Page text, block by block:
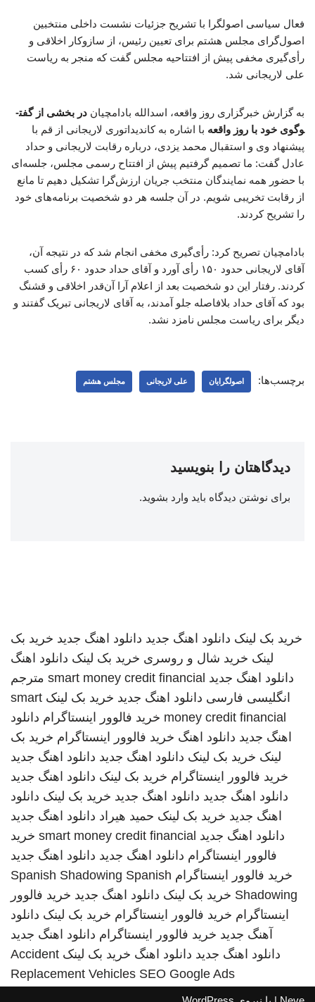
فعال سیاسی اصولگرا با تشریح جزئیات نشست داخلی منتخبین
اصول‌گرای مجلس هشتم برای تعیین رئیس، از سازوکار اخلاقی و
رأی‌گیری مخفی پیش از افتتاحیه مجلس گفت که منجر به ریاست
علی لاریجانی شد.
به گزارش خبرگزاری روز واقعه، اسدالله بادامچیان در بخشی از گفت­
وگوی خود با روز واقعه با اشاره به کاندیداتوری لاریجانی از قم با
پیشنهاد وی و استقبال محمد یزدی، درباره رقابت لاریجانی و حداد
عادل گفت: ما تصمیم گرفتیم پیش از افتتاح رسمی مجلس، جلسه‌ای
با حضور همه نمایندگان منتخب جریان ارزش‌گرا تشکیل دهیم تا مانع
از رقابت تخریبی شویم. در آن جلسه هر دو شخصیت برنامه‌های خود
را تشریح کردند.
بادامچیان تصریح کرد: رأی‌گیری مخفی انجام شد که در نتیجه آن،
آقای لاریجانی حدود ۱۵۰ رأی آورد و آقای حداد حدود ۶۰ رأی کسب
کردند. رفتار این دو شخصیت بعد از اعلام آرا آن‌قدر اخلاقی و قشنگ
بود که آقای حداد بلافاصله جلو آمدند، به آقای لاریجانی تبریک گفتند و
دیگر برای ریاست مجلس نامزد نشد.
برچسب‌ها: اصولگرایان علی لاریجانی مجلس هشتم
دیدگاهتان را بنویسید
برای نوشتن دیدگاه باید وارد بشوید.
خرید بک لینک دانلود اهنگ جدید دانلود اهنگ جدید خرید بک
لینک خرید شال و روسری خرید بک لینک دانلود اهنگ
دانلود اهنگ جدید smart money credit financial مترجم
انگلیسی فارسی دانلود اهنگ جدید خرید بک لینک smart
money credit financial خرید فالوور اینستاگرام دانلود
اهنگ جدید دانلود اهنگ خرید فالوور اینستاگرام خرید بک
لینک خرید بک لینک دانلود اهنگ جدید دانلود اهنگ جدید
خرید فالوور اینستاگرام خرید بک لینک دانلود اهنگ جدید
دانلود اهنگ جدید دانلود اهنگ جدید خرید بک لینک دانلود
اهنگ جدید خرید بک لینک حمید هیراد دانلود اهنگ جدید
دانلود اهنگ جدید smart money credit financial خرید
فالوور اینستاگرام دانلود اهنگ جدید دانلود اهنگ جدید
خرید فالوور اینستاگرام
Spanish Shadowing Spanish
Shadowing خرید بک لینک دانلود اهنگ جدید خرید فالوور
اینستاگرام خرید فالوور اینستاگرام خرید بک لینک دانلود
آهنگ جدید خرید فالوور اینستاگرام دانلود اهنگ جدید
دانلود اهنگ جدید دانلود اهنگ خرید بک لینک Accident
Replacement Vehicles SEO Google Ads